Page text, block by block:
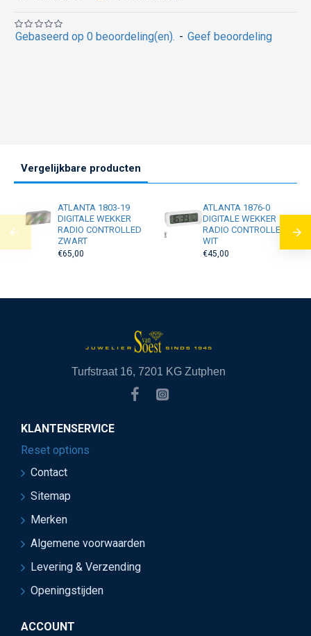
Gebaseerd op 0 beoordeling(en). - Geef beoordeling
Vergelijkbare producten
ATLANTA 1803-19
DIGITALE WEKKER
RADIO CONTROLLED
ZWART
€65,00
ATLANTA 1876-0
DIGITALE WEKKER
RADIO CONTROLLED
WIT
€45,00
Turfstraat 16, 7201 KG Zutphen
KLANTENSERVICE
Reset options
Contact
Sitemap
Merken
Algemene voorwaarden
Levering & Verzending
Openingstijden
ACCOUNT